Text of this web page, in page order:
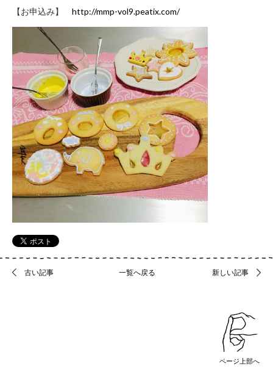
【お申込み】 http://mmp-vol9.peatix.com/
古い記事 一覧へ戻る 新しい記事
イ
ー
ポ
リ
シ
ー
運
営
会
社
に
つ